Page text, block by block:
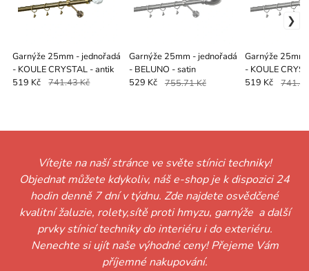
Garnýže 25mm - jednořadá
- KOULE CRYSTAL - antik
519 Kč 741.43 Kč
Garnýže 25mm - jednořadá
- BELUNO - satin
529 Kč 755.71 Kč
Garnýže 25mm
- KOULE
519 Kč
Vítejte na naší stránce ve světe stínici techniky!
Objednat můžete kdykoliv, náš e-shop je k dispozici 24
hodin denně 7 dní v týdnu. Zde najdete osvědčené
kvalitní žaluzie, rolety,sítě proti hmyzu, garnýže a další
prvky stínicí techniky do interiéru i do exteriéru.
Nenechte si ujít naše výhodné ceny! Přejeme Vám
příjemné nakupování.